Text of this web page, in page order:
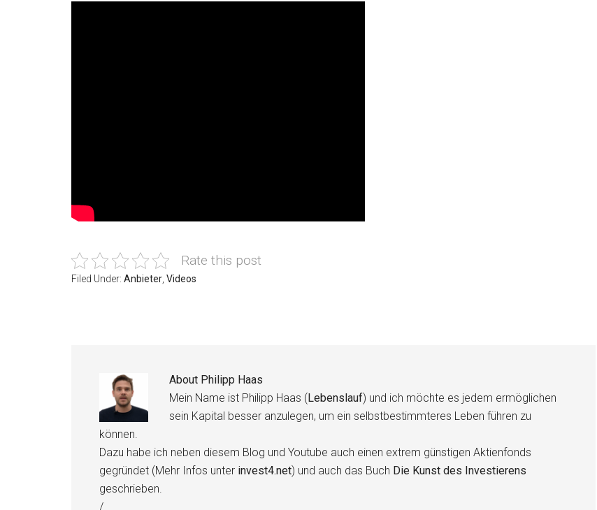
Rate this post
Filed Under: Anbieter Videos
About Philipp Haas
Mein Name ist Philipp Haas (Lebenslauf) und ich möchte es jedem ermöglichen
sein Kapital besser anzulegen, um ein selbstbestimmteres Leben führen zu
können.
Dazu habe ich neben diesem Blog und Youtube auch einen extrem günstigen Aktienfonds
gegründet (Mehr Infos unter invest4.net) und auch das Buch Die Kunst des Investierens
geschrieben.
/